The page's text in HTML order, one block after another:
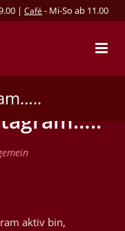
| Café - Mi-So ab 11.00
aktiv bin,